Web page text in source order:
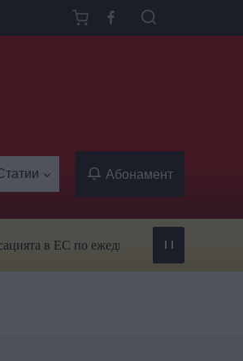
Абонамент
ЕС по ежедневна употреба на тютюн